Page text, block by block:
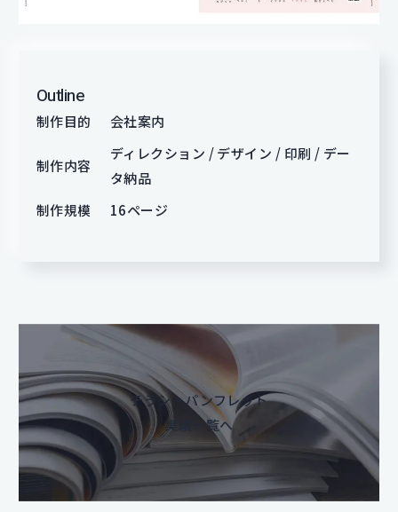
Outline
制作目的 会社案内
制作内容
ディレクション / デザイン / 印刷 / デー
タ納品
制作規模
16ページ
制作実績DTP制作へページ遷移します。
チラシ・パンフレット
実績一覧へ